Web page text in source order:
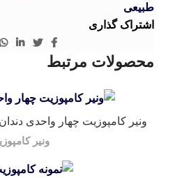
طبیعی
اشتراک گذاری
محصولات مرتبط
ونیر کامپوزیت چهار واحدی
ونیر